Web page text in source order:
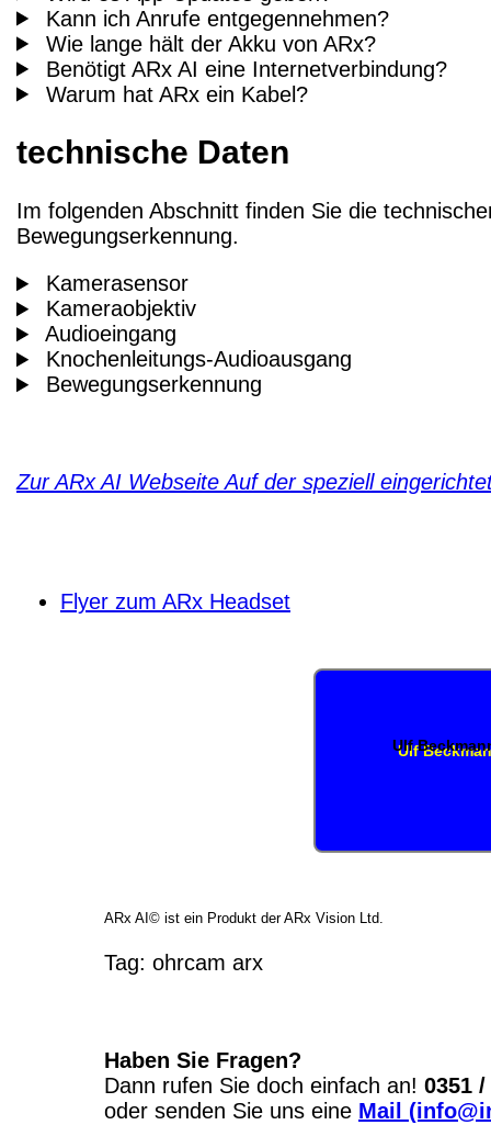
Kann ich Anrufe entgegennehmen?
Wie lange hält der Akku von ARx?
Benötigt ARx AI eine Internetverbindung?
Warum hat ARx ein Kabel?
technische Daten
Im folgenden Abschnitt finden Sie die
Bewegungserkennung.
Kamerasensor
Kameraobjektiv
Audioeingang
Knochenleitungs-Audioausgang
Bewegungserkennung
Zur ARx AI WebseiteAuf der speziell
Flyer zum ARx Headset
Ulf
ARx AI© ist ein Produkt der ARx Vision Ltd.
Tag: ohrcam arx
Haben Sie Fragen?
Dann rufen Sie doch einfach an! 0351 /
oder senden Sie uns eine Mail